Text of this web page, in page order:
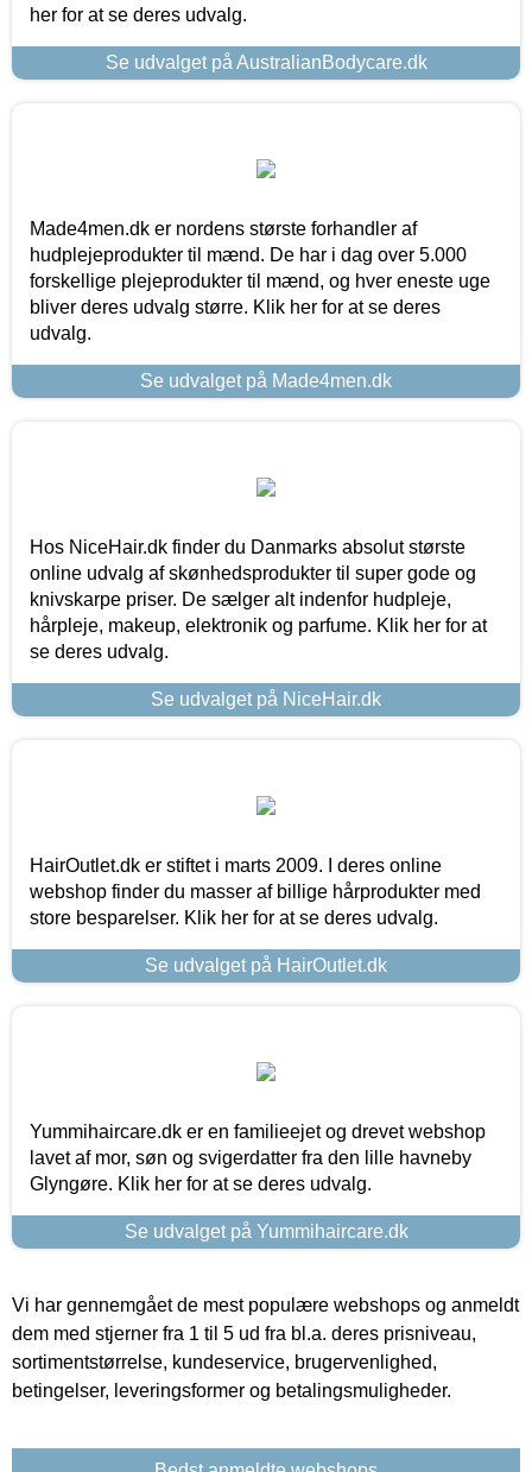
her for at se deres udvalg.
Se udvalget på AustralianBodycare.dk
Made4men.dk er nordens største forhandler af
hudplejeprodukter til mænd. De har i dag over 5.000
forskellige plejeprodukter til mænd, og hver eneste uge
bliver deres udvalg større. Klik her for at se deres
udvalg.
Se udvalget på Made4men.dk
Hos NiceHair.dk finder du Danmarks absolut største
online udvalg af skønhedsprodukter til super gode og
knivskarpe priser. De sælger alt indenfor hudpleje,
hårpleje, makeup, elektronik og parfume. Klik her for at
se deres udvalg.
Se udvalget på NiceHair.dk
HairOutlet.dk er stiftet i marts 2009. I deres online
webshop finder du masser af billige hårprodukter med
store besparelser. Klik her for at se deres udvalg.
Se udvalget på HairOutlet.dk
Yummihaircare.dk er en familieejet og drevet webshop
lavet af mor, søn og svigerdatter fra den lille havneby
Glyngøre. Klik her for at se deres udvalg.
Se udvalget på Yummihaircare.dk
Vi har gennemgået de mest populære webshops og anmeldt
dem med stjerner fra 1 til 5 ud fra bl.a. deres prisniveau,
sortimentstørrelse, kundeservice, brugervenlighed,
betingelser, leveringsformer og betalingsmuligheder.